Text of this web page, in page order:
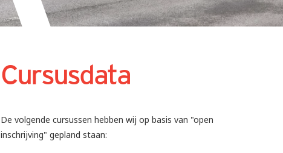
Cursusdata
De volgende cursussen hebben wij op basis van "open
inschrijving" gepland staan: